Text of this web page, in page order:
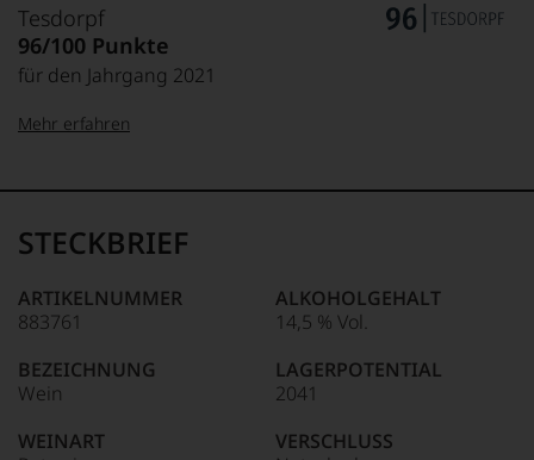
Tesdorpf
96/100 Punkte
für den Jahrgang 2021
95–98 Punkte:
90–94 Punkte:
Name
Tesdorpf
für
»Fine
für
die
edlen
Weine
der
Mehr erfahren
STECKBRIEF
ARTIKELNUMMER
883761
BEZEICHNUNG
Wein
WEINART
ALKOHOLGEHALT
14,5 % Vol.
LAGERPOTENTIAL
2041
VERSCHLUSS